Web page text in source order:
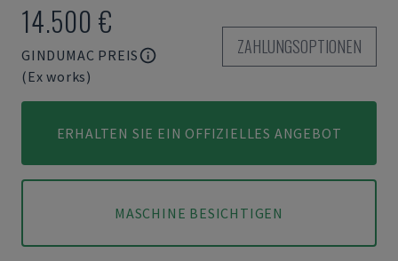
14.500 €
GINDUMAC PREIS
(Ex works)
ZAHLUNGSOPTIONEN
ERHALTEN SIE EIN OFFIZIELLES ANGEBOT
MASCHINE BESICHTIGEN